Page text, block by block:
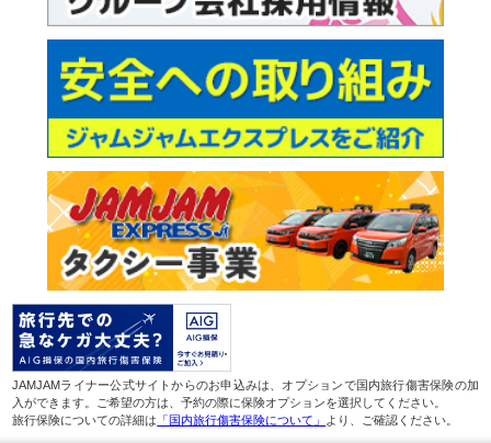
JAMJAMライナー公式サイトからのお申込みは、オプションで国内旅行傷害保険の加
入ができます。ご希望の方は、予約の際に保険オプションを選択してください。
旅行保険についての詳細は 「国内旅行傷害保険について」 より、ご確認ください。